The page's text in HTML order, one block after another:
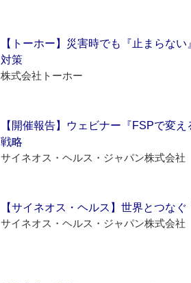
【トーホー】災害時でも『止まらな
対策
株式会社トーホー
【開催報告】ウェビナー『FSPで変
戦略
サイネオス・ヘルス・ジャパン株式会社
【サイネオス・ヘルス】世界とつな
サイネオス・ヘルス・ジャパン株式会社